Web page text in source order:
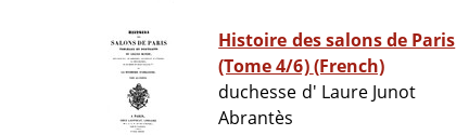
Histoire des salons de Paris
(Tome 4/6) (French)
duchesse d' Laure Junot
Abrantès